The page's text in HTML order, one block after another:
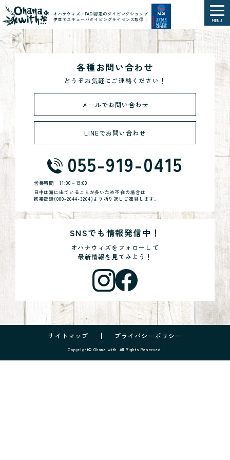
オハナウィズ｜PADI認定のダイビングショップ
伊豆でスキューバダイビングライセンス取得！
MENU
各種お問い合わせ
どうぞお気軽にご連絡ください！
メールでお問い合わせ
LINEでお問い合わせ
055-919-0415
営業時間11:00～19:00
日中は海に出ていることが多いため不在の場合は
携帯電話(080-2644-3264)より折り返しご連絡します。
SNSでも情報発信中！
オハナウィズをフォローして
最新情報を見てみよう！
サイトマップ プライバシーポリシー
Copyright© Ohana with. All Rights Reserved.